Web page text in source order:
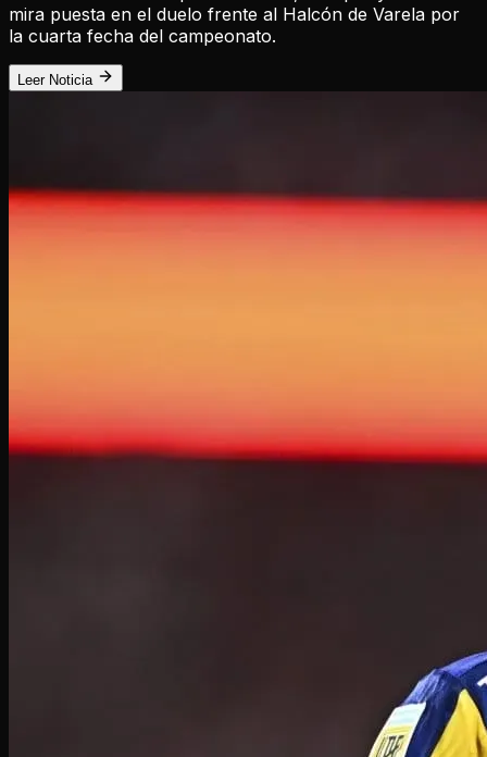
mira puesta en el duelo frente al Halcón de Varela por
la cuarta fecha del campeonato.
Leer Noticia